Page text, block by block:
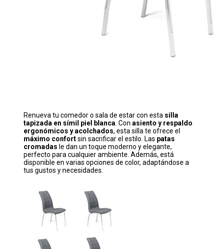
Renueva tu comedor o sala de estar con esta silla
tapizada en símil piel blanca. Con asiento y respaldo
ergonómicos y acolchados, esta silla te ofrece el
máximo confortsin sacrificar el estilo. Las patas
cromadas le dan un toque moderno y elegante,
perfecto para cualquier ambiente. Además, está
disponible en varias opciones de color, adaptándose a
tus gustos y necesidades.